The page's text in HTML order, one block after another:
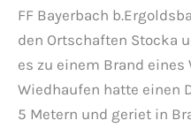
FF Bayerbach
den Ortschaften Stocka
es zu einem Brand eines
Wiedhaufen hatte einen
5 Metern und geriet in